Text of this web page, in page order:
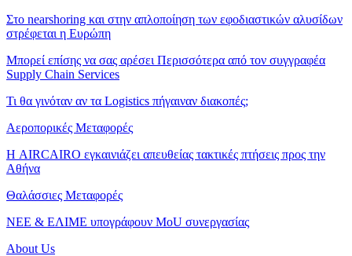
Στο nearshoring και στην απλοποίηση των εφοδιαστικών αλυσίδων
στρέφεται η Ευρώπη
Μπορεί επίσης να σας αρέσει Περισσότερα από τον συγγραφέα
Supply Chain Services
Τι θα γινόταν αν τα Logistics πήγαιναν διακοπές;
Αεροπορικές Μεταφορές
Η AIRCAIRO εγκαινιάζει απευθείας τακτικές πτήσεις προς την
Αθήνα
Θαλάσσιες Μεταφορές
ΝΕΕ & ΕΛΙΜΕ υπογράφουν MoU συνεργασίας
About Us